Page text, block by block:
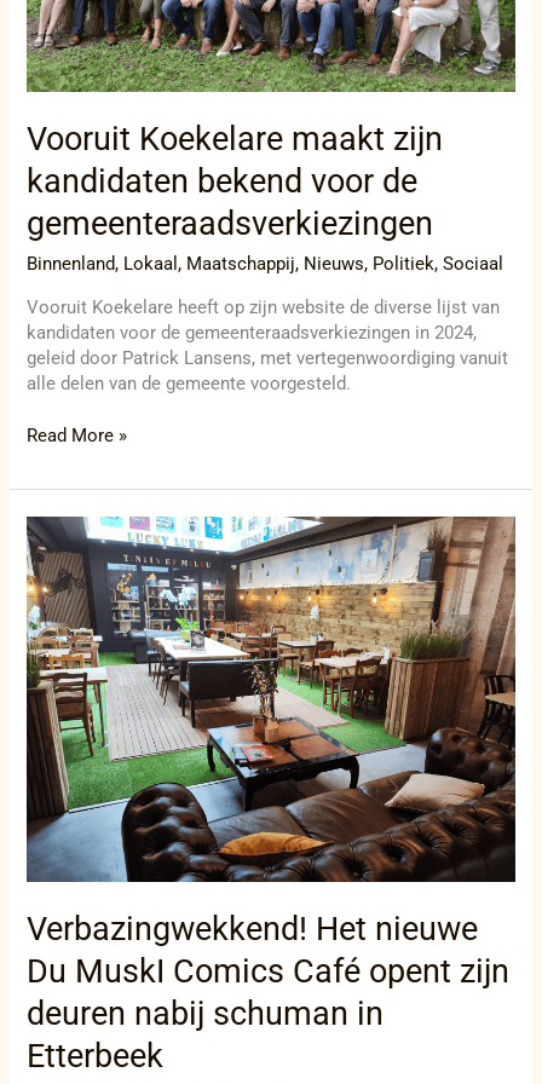
Vooruit Koekelare maakt zijn
kandidaten bekend voor de
gemeenteraadsverkiezingen
Binnenland, Lokaal, Maatschappij, Nieuws, Politiek,Sociaal
Vooruit Koekelare heeft op zijn website de diverse lijst van
kandidaten voor de gemeenteraadsverkiezingen in 2024,
geleid door Patrick Lansens, met vertegenwoordiging vanuit
alle delen van de gemeente voorgesteld.
gemeenteraadsverkiezingen
Read More »
Verbazingwekkend! Het nieuwe
Du MuskI Comics Café opent zijn
deuren nabij schuman in
Etterbeek
Verbazingwekkend!
Het
nieuwe
Du
MuskI
Comics
Café
opent
zijn
deuren
nabij
schuman
in
Etterbeek